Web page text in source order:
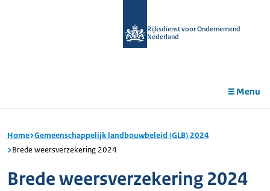
Rijksdienst voor Ondernemend
Nederland
Menu
Home Gemeenschappelijk landbouwbeleid (GLB) 2024
Brede weersverzekering 2024
Brede weersverzekering 2024